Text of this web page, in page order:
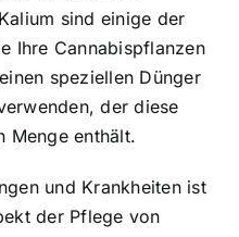
sind einige der
Ihre Cannabispflanzen
speziellen Dünger
der diese
Menge enthält.
und Krankheiten ist
der Pflege von